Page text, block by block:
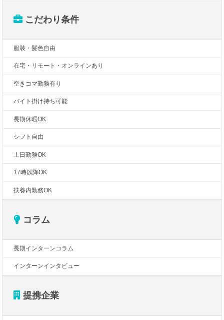
こだわり条件
服装・髪色自由
在宅・リモート・オンラインあり
空きコマ勤務有り
バイト掛け持ち可能
長期休暇OK
シフト自由
土日勤務OK
17時以降OK
扶養内勤務OK
コラム
長期インターンコラム
インターンインタビュー
提携企業